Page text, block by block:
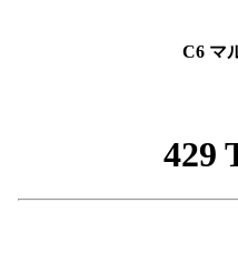
C6 マ